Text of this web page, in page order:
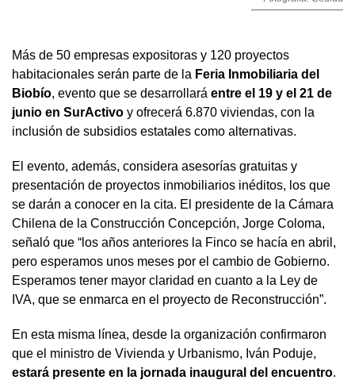
Más de 50 empresas expositoras y 120 proyectos
habitacionales serán parte de la Feria Inmobiliaria del
Biobío, evento que se desarrollará entre el 19 y el 21 de
junio en SurActivo y ofrecerá 6.870 viviendas, con la
inclusión de subsidios estatales como alternativas.
El evento, además, considera asesorías gratuitas y
presentación de proyectos inmobiliarios inéditos, los que
se darán a conocer en la cita. El presidente de la Cámara
Chilena de la Construcción Concepción, Jorge Coloma,
señaló que “los años anteriores la Finco se hacía en abril,
pero esperamos unos meses por el cambio de Gobierno.
Esperamos tener mayor claridad en cuanto a la Ley de
IVA, que se enmarca en el proyecto de Reconstrucción”.
En esta misma línea, desde la organización confirmaron
que el ministro de Vivienda y Urbanismo, Iván Poduje,
estará presente en la jornada inaugural del encuentro.